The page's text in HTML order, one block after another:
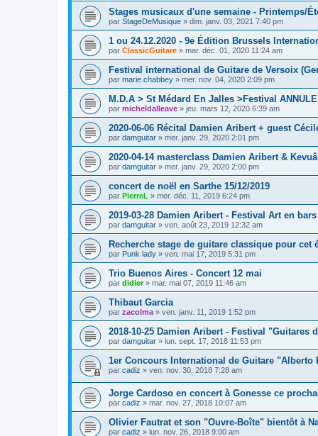
Stages musicaux d'une semaine - Printemps/
par StageDeMusique » dim. janv. 03, 2021 7:40 pm
1 ou 24.12.2020 - 9e Édition Brussels
par ClassicGuitare » mar. déc. 01, 2020 11:24 am
Festival international de Guitare de Versoix
par marie.chabbey » mer. nov. 04, 2020 2:09 pm
M.D.A > St Médard En Jalles >Festival
par micheldalleave » jeu. mars 12, 2020 6:39 am
2020-06-06 Récital Damien Aribert + guest
par damguitar » mer. janv. 29, 2020 2:01 pm
2020-04-14 masterclass Damien Aribert &
par damguitar » mer. janv. 29, 2020 2:00 pm
concert de noël en Sarthe 15/12/2019
par PierreL » mer. déc. 11, 2019 6:24 pm
2019-03-28 Damien Aribert - Festival Art en bars
par damguitar » ven. août 23, 2019 12:32 am
Recherche stage de guitare classique pour cet
par Punk lady » ven. mai 17, 2019 5:31 pm
Trio Buenos Aires - Concert 12 mai
par didier» mar. mai 07, 2019 11:46 am
Thibaut Garcia
par zacolma » ven. janv. 11, 2019 1:52 pm
2018-10-25 Damien Aribert - Festival
par damguitar » lun. sept. 17, 2018 11:53 pm
1er Concours International de Guitare "Alberto
par cadiz » ven. nov. 30, 2018 7:28 am
Jorge Cardoso en concert à Gonesse ce
par cadiz » mar. nov. 27, 2018 10:07 am
Olivier Fautrat et son "Ouvre-Boîte" bientôt à
par cadiz » lun. nov. 26, 2018 9:00 am